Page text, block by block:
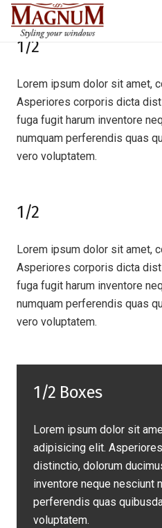
1/2
Lorem ipsum dolor sit amet,
Asperiores corporis dicta
fuga fugit harum inventore
numquam perferendis quas
vero voluptatem.
1/2
Lorem ipsum dolor sit amet,
Asperiores corporis dicta
fuga fugit harum inventore
numquam perferendis quas
vero voluptatem.
1/2 Boxes
Lorem ipsum dolor sit
adipisicing elit.
distinctio, dolorum
inventore neque nesciunt
perferendis quas
voluptatem.